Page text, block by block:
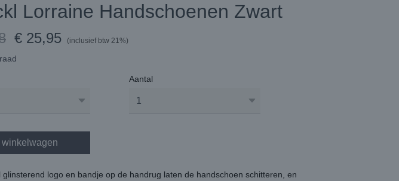
Lorraine Handschoenen Zwart
€ 25,95 (inclusief btw 21%)
Aantal
winkelwagen
glinsterend logo en bandje op de handrug laten de handschoen schitteren, en